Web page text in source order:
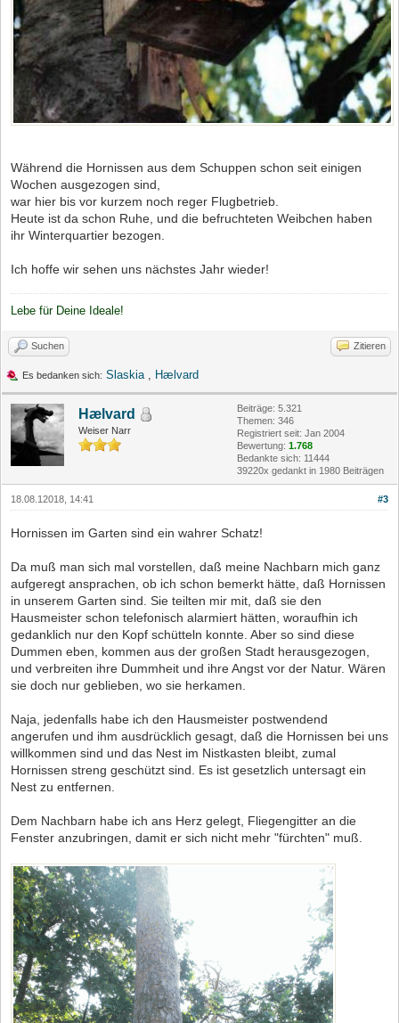
Während die Hornissen aus dem Schuppen schon seit einigen
Wochen ausgezogen sind,
war hier bis vor kurzem noch reger Flugbetrieb.
Heute ist da schon Ruhe, und die befruchteten Weibchen haben
ihr Winterquartier bezogen.
Ich hoffe wir sehen uns nächstes Jahr wieder!
Lebe für Deine Ideale!
Suchen Zitieren
Es bedanken sich: Slaskia, Hælvard
Hælvard
Weiser Narr
Beiträge: 5.321
Themen: 346
Registriert seit: Jan 2004
Bewertung: 1.768
Bedankte sich: 11444
39220x gedankt in 1980 Beiträgen
#3
18.08.12018, 14:41
Hornissen im Garten sind ein wahrer Schatz!
Da muß man sich mal vorstellen, daß meine Nachbarn mich ganz
aufgeregt ansprachen, ob ich schon bemerkt hätte, daß Hornissen
in unserem Garten sind. Sie teilten mir mit, daß sie den
Hausmeister schon telefonisch alarmiert hätten, woraufhin ich
gedanklich nur den Kopf schütteln konnte. Aber so sind diese
Dummen eben, kommen aus der großen Stadt herausgezogen,
und verbreiten ihre Dummheit und ihre Angst vor der Natur. Wären
sie doch nur geblieben, wo sie herkamen.
Naja, jedenfalls habe ich den Hausmeister postwendend
angerufen und ihm ausdrücklich gesagt, daß die Hornissen bei uns
willkommen sind und das Nest im Nistkasten bleibt, zumal
Hornissen streng geschützt sind. Es ist gesetzlich untersagt ein
Nest zu entfernen.
Dem Nachbarn habe ich ans Herz gelegt, Fliegengitter an die
Fenster anzubringen, damit er sich nicht mehr "fürchten" muß.